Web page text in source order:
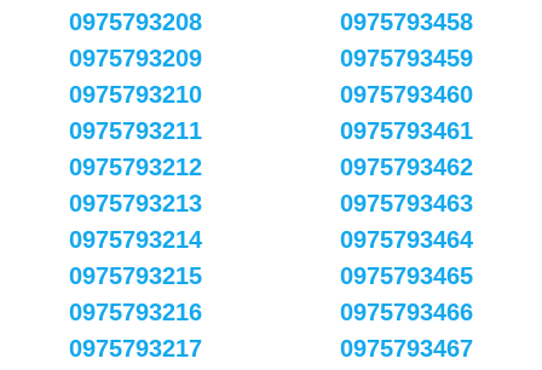
0975793208
0975793209
0975793210
0975793211
0975793212
0975793213
0975793214
0975793215
0975793216
0975793217
0975793458
0975793459
0975793460
0975793461
0975793462
0975793463
0975793464
0975793465
0975793466
0975793467